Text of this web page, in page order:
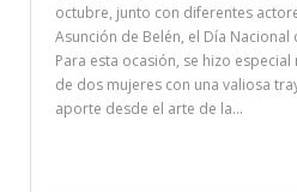
octubre, junto con diferentes
Asunción de Belén, el Día
Para esta ocasión, se hizo
de dos mujeres con una valiosa
aporte desde el arte de la…